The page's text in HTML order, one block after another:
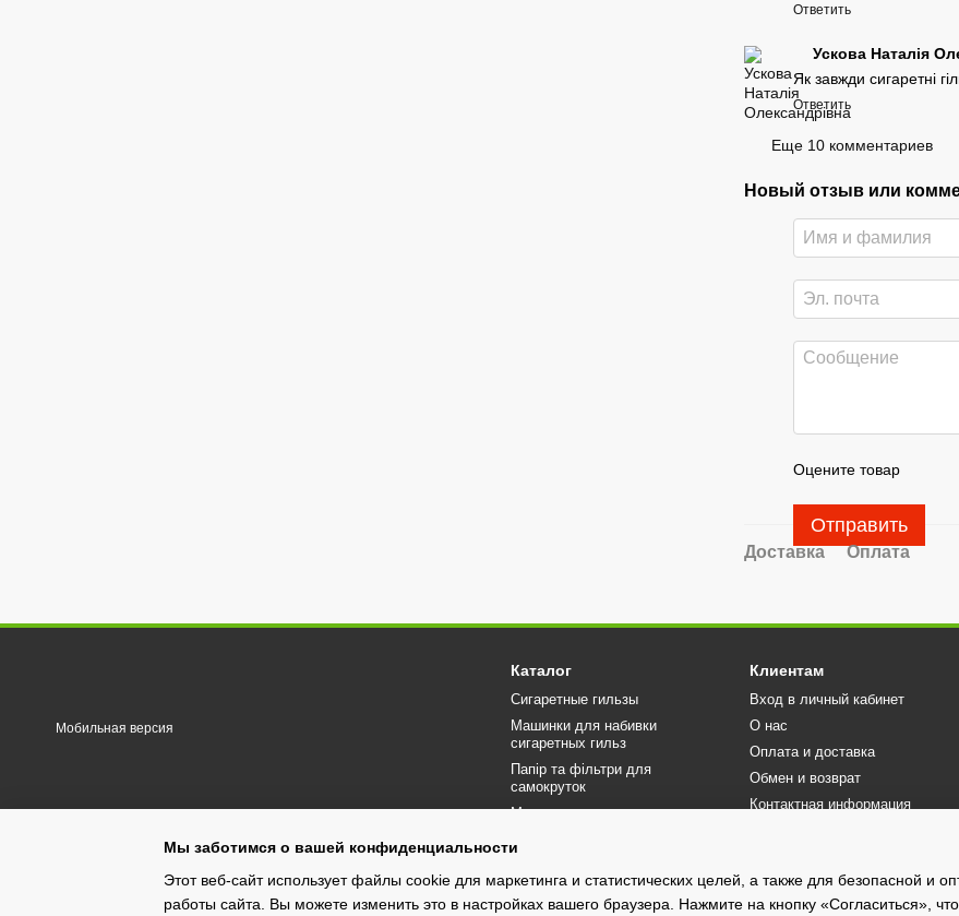
Ответить
Ускова Наталія
Як завжди сигаретні
Ответить
Еще 10 комментариев
Новый отзыв или
Оцените товар
Отправить
Доставка Оплата
Мобильная версия
Каталог
Сигаретные гильзы
Машинки для набивки
сигаретных гильз
Папір та фільтри для
самокруток
Машинки для самокруток
Клиентам
Вход в личный кабинет
О нас
Оплата и доставка
Обмен и возврат
Контактная информация
Блог
Мы заботимся о вашей конфиденциальности
Этот веб-сайт использует файлы cookie для маркетинга и статистических целей, а также для безопасной и
работы сайта. Вы можете изменить это в настройках вашего браузера. Нажмите на кнопку «Согласиться»,